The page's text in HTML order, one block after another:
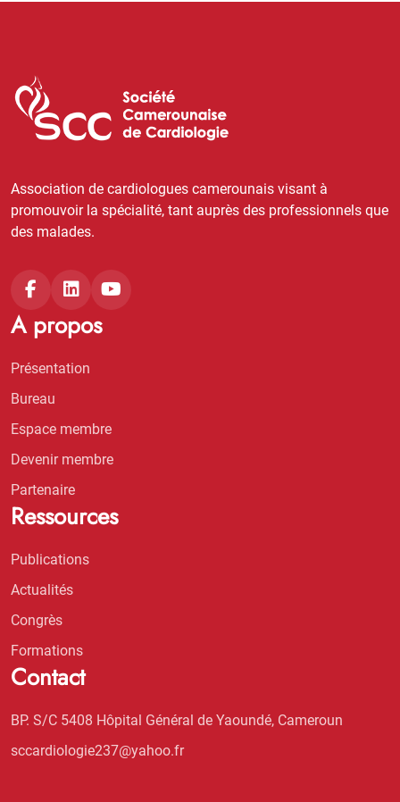
Association de cardiologues camerounais visant à
promouvoir la spécialité, tant auprès des professionnels que
des malades.
A propos
Présentation
Bureau
Espace membre
Devenir membre
Partenaire
Ressources
Publications
Actualités
Congrès
Formations
Contact
BP. S/C 5408 Hôpital Général de Yaoundé, Cameroun
sccardiologie237@yahoo.fr